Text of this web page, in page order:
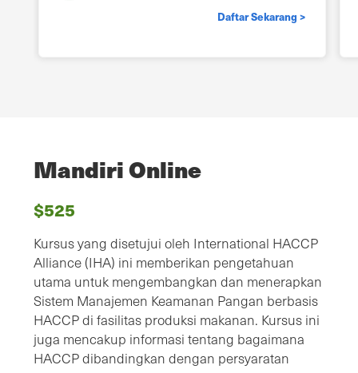
Daftar Sekarang >
Mandiri Online
$525
Kursus yang disetujui oleh International HACCP
Alliance (IHA) ini memberikan pengetahuan
utama untuk mengembangkan dan menerapkan
Sistem Manajemen Keamanan Pangan berbasis
HACCP di fasilitas produksi makanan. Kursus ini
juga mencakup informasi tentang bagaimana
HACCP dibandingkan dengan persyaratan